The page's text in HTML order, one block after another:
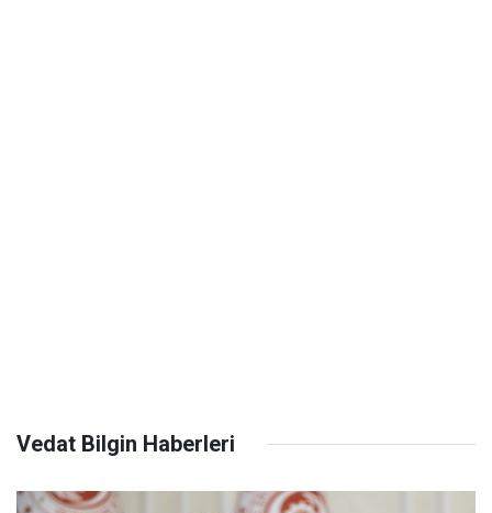
Vedat Bilgin Haberleri